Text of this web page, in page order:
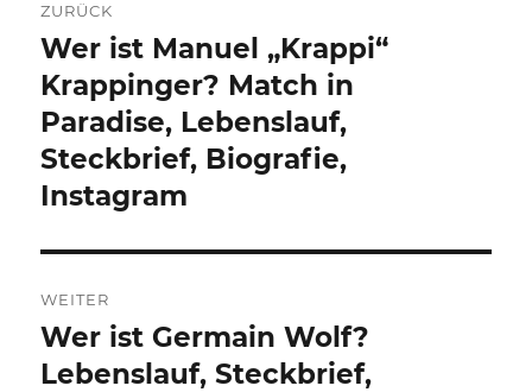
ZURÜCK
Vorheriger
Beitrag:
Wer ist Manuel „Krappi“
Krappinger? Match in
Paradise, Lebenslauf,
Steckbrief, Biografie,
Instagram
WEITER
Nächster
Beitrag:
Wer ist Germain Wolf?
Lebenslauf, Steckbrief,